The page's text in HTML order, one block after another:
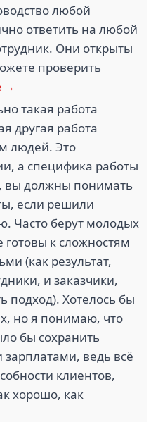
любой
ответить на любой
Они открыты
проверить
→
такая работа
другая работа
людей. Это
а специфика работы
вы должны понимать
если решили
Часто берут молодых
к сложностям
(как результат,
и заказчики,
подход). Хотелось бы
но я понимаю, что
бы сохранить
ведь всё
клиентов,
хорошо, как